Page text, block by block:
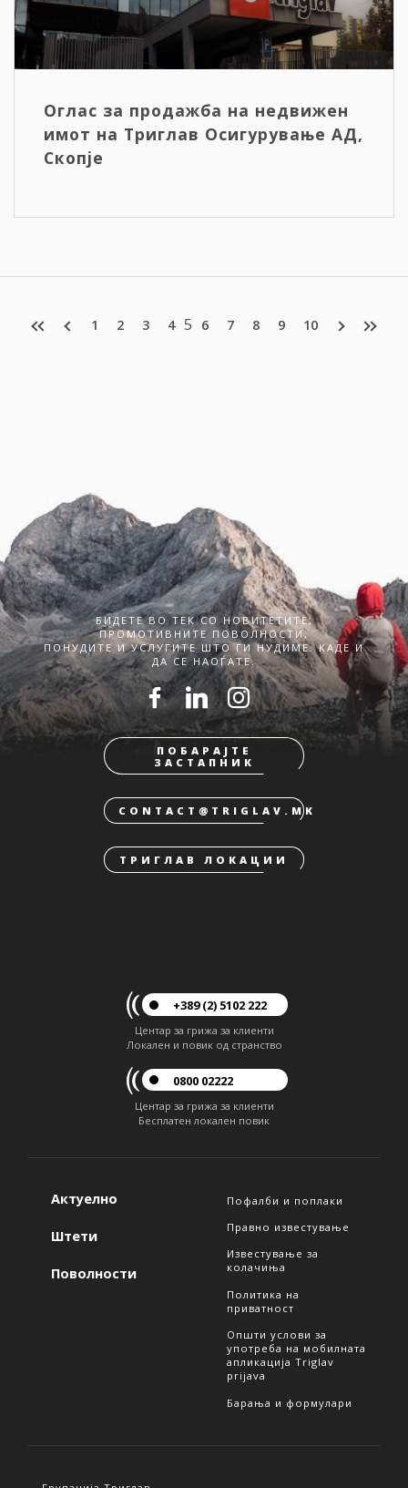
Оглас за продажба на недвижен
имот на Триглав Осигурување АД,
Скопје
1 2 3 4 5 6 7 8 9 10
БИДЕТЕ ВО ТЕК СО НОВИТЕТИТЕ,
ПРОМОТИВНИТЕ ПОВОЛНОСТИ,
ПОНУДИТЕ И УСЛУГИТЕ ШТО ГИ НУДИМЕ. КАДЕ И
ДА СЕ НАОЃАТЕ.
ПОБАРАЈТЕ
ЗАСТАПНИК
CONTACT@TRIGLAV.MK
ТРИГЛАВ ЛОКАЦИИ
+389 (2) 5102 222
Центар за грижа за клиенти
Локален и повик од странство
0800 02222
Центар за грижа за клиенти
Бесплатен локален повик
Актуелно
Штети
Поволности
Пофалби и поплаки
Правно известување
Известување за
колачиња
Политика на
приватност
Општи услови за
употреба на мобилната
апликација Triglav
prijava
Барања и формулари